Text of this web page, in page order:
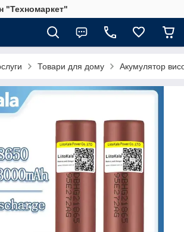
"Техномаркет"
Товари для дому Акумулятор